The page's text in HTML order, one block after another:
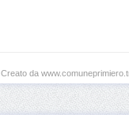
Creato da